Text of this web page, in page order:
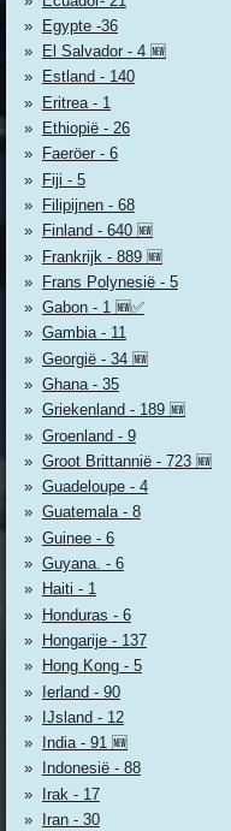
Egypte -36
El Salvador - 4 🆕
Estland - 140
Eritrea - 1
Ethiopië - 26
Faeröer - 6
Fiji - 5
Filipijnen - 68
Finland - 640 🆕
Frankrijk - 889 🆕
Frans Polynesië - 5
Gabon - 1 🆕✅
Gambia - 11
Georgië - 34 🆕
Ghana - 35
Griekenland - 189 🆕
Groenland - 9
Groot Brittannië - 723 🆕
Guadeloupe - 4
Guatemala - 8
Guinee - 6
Guyana. - 6
Haiti - 1
Honduras - 6
Hongarije - 137
Hong Kong - 5
Ierland - 90
IJsland - 12
India - 91 🆕
Indonesië - 88
Irak - 17
Iran - 30